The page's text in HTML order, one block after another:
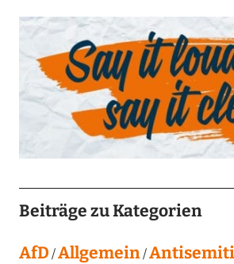
Beiträge zu Kategorien
AfD Allgemein